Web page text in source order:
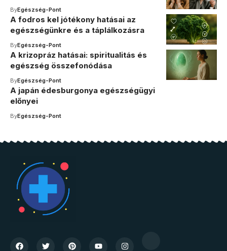
ByEgészség-Pont
A fodros kel jótékony hatásai az
egészségünkre és a táplálkozásra
ByEgészség-Pont
A krizopráz hatásai: spiritualitás és
egészség összefonódása
ByEgészség-Pont
A japán édesburgonya egészségügyi
előnyei
ByEgészség-Pont